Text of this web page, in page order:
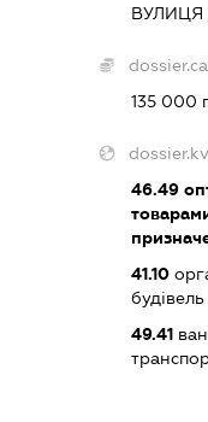
ВУЛИЦЯ
135 000
46.49
41.10
будівель
49.41